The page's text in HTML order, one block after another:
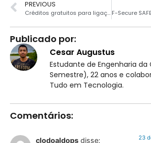
PREVIOUS
Créditos gratuitos para ligações no Skype
Publicado por:
Cesar Augustus
Estudante de Engenharia da
Semestre), 22 anos e
Tudo em Tecnologia.
Comentários:
clodoaldops disse: 23